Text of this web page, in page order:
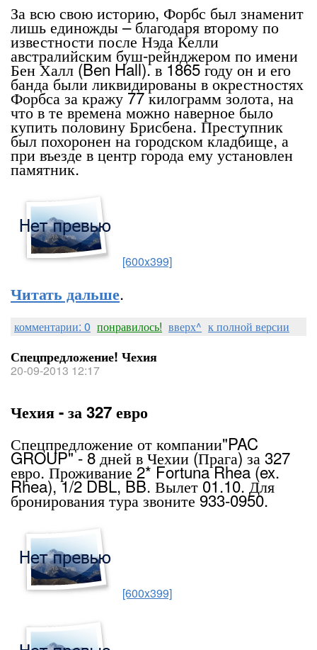
За всю свою историю, Форбс был знаменит
лишь единожды – благодаря второму по
известности после Нэда Келли
австралийским буш-рейнджером по имени
Бен Халл (Ben Hall). в 1865 году он и его
банда были ликвидированы в окрестностях
Форбса за кражу 77 килограмм золота, на
что в те времена можно наверное было
купить половину Брисбена. Преступник
был похоронен на городском кладбище, а
при въезде в центр города ему установлен
памятник.
[600x399]
Читать дальше.
комментарии: 0 понравилось! вверх^ к полной версии
Спецпредложение! Чехия
20-09-2013 12:17
Чехия - за 327 евро
Спецпредложение от компании"PAC
GROUP" - 8 дней в Чехии (Прага) за 327
евро. Проживание 2* Fortuna Rhea (ex.
Rhea), 1/2 DBL, BB. Вылет 01.10. Для
бронирования тура звоните 933-0950.
[600x399]